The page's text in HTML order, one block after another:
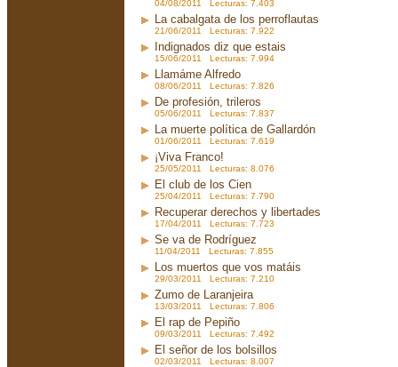
04/08/2011 Lecturas: 7.403
La cabalgata de los perroflautas
21/06/2011 Lecturas: 7.922
Indignados diz que estais
15/06/2011 Lecturas: 7.994
Llamáme Alfredo
08/06/2011 Lecturas: 7.826
De profesión, trileros
05/06/2011 Lecturas: 7.837
La muerte política de Gallardón
01/06/2011 Lecturas: 7.619
¡Viva Franco!
25/05/2011 Lecturas: 8.076
El club de los Cien
25/04/2011 Lecturas: 7.790
Recuperar derechos y libertades
17/04/2011 Lecturas: 7.723
Se va de Rodríguez
11/04/2011 Lecturas: 7.855
Los muertos que vos matáis
29/03/2011 Lecturas: 7.210
Zumo de Laranjeira
13/03/2011 Lecturas: 7.806
El rap de Pepiño
09/03/2011 Lecturas: 7.492
El señor de los bolsillos
02/03/2011 Lecturas: 8.007